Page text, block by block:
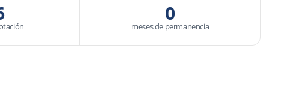
0
meses de permanencia